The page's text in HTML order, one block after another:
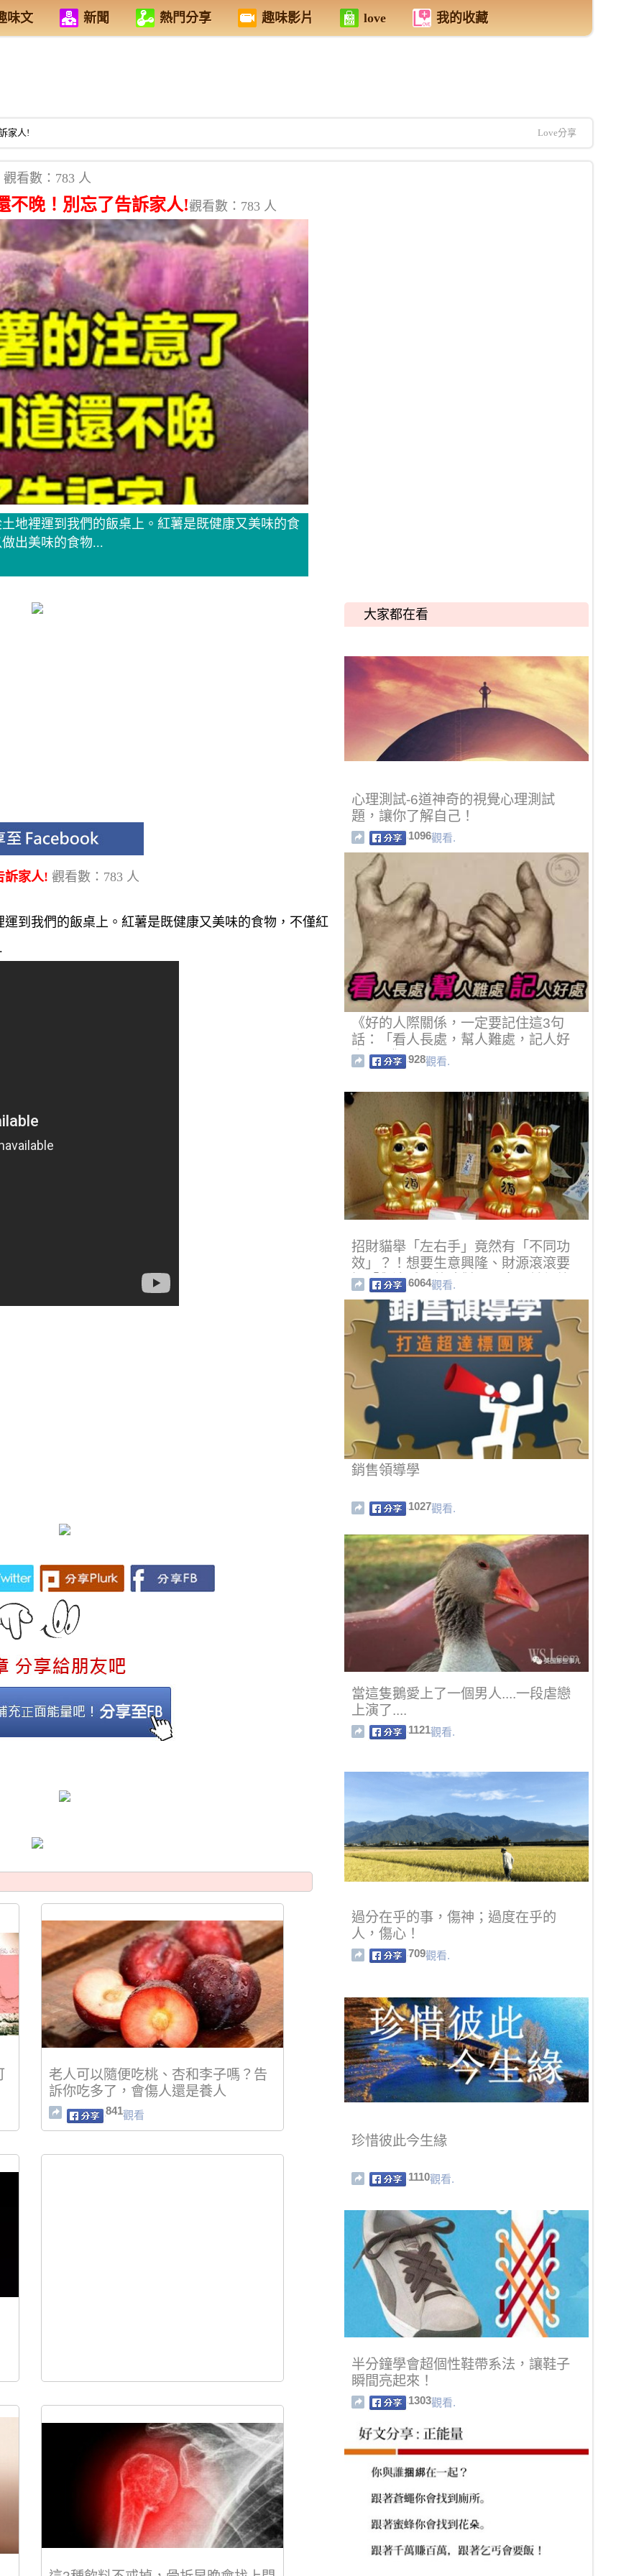
味文 新聞 熱門分享 趣味影片 love 我的收藏
家人! Love分享
觀看數：783 人
不晚！別忘了告訴家人!觀看數：783 人
地裡運到我們的飯桌上。紅薯是既健康又美味的食
出美味的食物...
訴家人! 觀看數：783 人
到我們的飯桌上。紅薯是既健康又美味的食物，不僅紅
老人可以隨便吃桃、杏和李子嗎？告
訴你吃多了，會傷人還是養人
841觀看
大家都在看
心理測試-6道神奇的視覺心理測試
題，讓你了解自己！
1096觀看.
《好的人際關係，一定要記住這3句
話：「看人長處，幫人難處，記人好
處」！》928觀看.
招財貓舉「左右手」竟然有「不同功
效」？！想要生意興隆、財源滾滾要
擺「舉這手」的才對！原來以前都放
錯啦…
6064觀看.
銷售領導學
1027觀看.
當這隻鵝愛上了一個男人....一段虐戀
上演了....
1121觀看.
過分在乎的事，傷神；過度在乎的
人，傷心！
709觀看.
珍惜彼此今生緣
1110觀看.
半分鐘學會超個性鞋帶系法，讓鞋子
瞬間亮起來！
1303觀看.